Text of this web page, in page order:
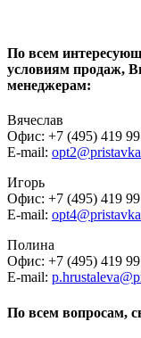
По всем
условиям продаж,
менеджерам:
Вячеслав
Офис: +7 (495) 419
E-mail:
Игорь
Офис: +7 (495) 419 99
E-mail:
Полина
Офис: +7 (495) 419
E-mail:
По всем вопросам,